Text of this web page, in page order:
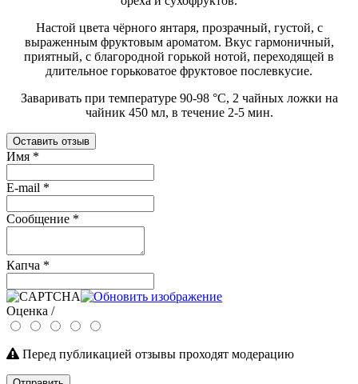
Настой цвета чёрного янтаря, прозрачный, густой, с
выраженным фруктовым ароматом. Вкус гармоничный,
приятный, с благородной горькой нотой, переходящей в
длительное горьковатое фруктовое послевкусие.
Заваривать при температуре 90-98 °C, 2 чайных ложки на
чайник 450 мл, в течение 2-5 мин.
Оставить отзыв
Имя *
E-mail *
Сообщение *
Капча *
Оценка /
Перед публикацией отзывы проходят модерацию